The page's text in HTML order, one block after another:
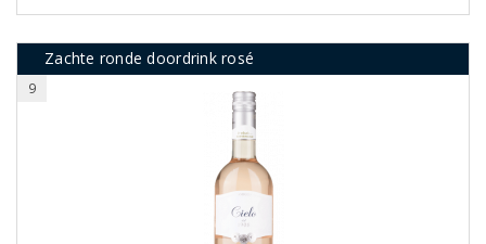
Zachte ronde doordrink rosé
9